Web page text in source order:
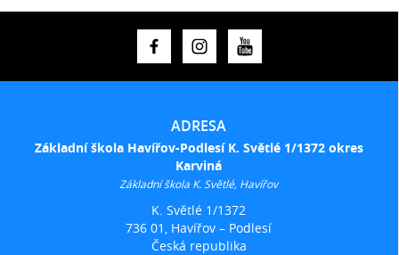
ADRESA
Základní škola Havířov-Podlesí K. Světlé 1/1372 okres
Karviná
Základní škola K. Světlé, Havířov
K. Světlé 1/1372
736 01, Havířov – Podlesí
Česká republika